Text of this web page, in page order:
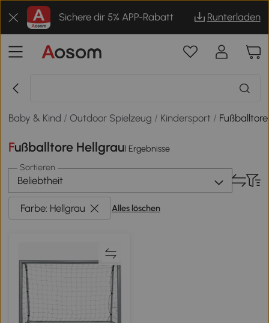
Sichere dir 5% APP-Rabatt Runterladen
Baby & Kind /Outdoor Spielzeug / Kindersport / Fußballtore
Fußballtore Hellgrau1 Ergebnisse
Sortieren
Beliebtheit
Farbe: Hellgrau Alles löschen